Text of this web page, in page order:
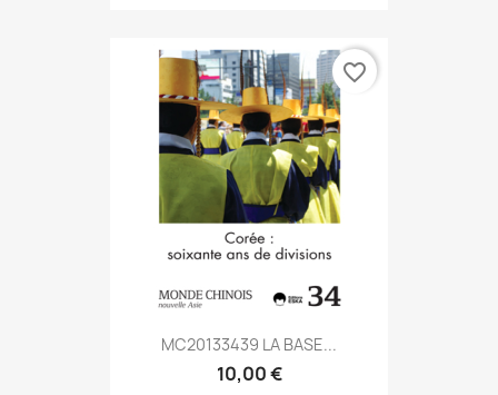
MC20133439 LA BASE...
10,00 €
favorite_border